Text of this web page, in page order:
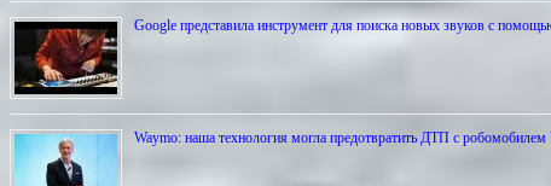
Google представила инструмент для поиска новых звуков с
Waymo: наша технология могла предотвратить ДТП с робомобилем